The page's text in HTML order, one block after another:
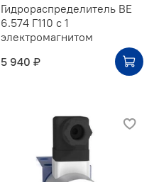
Гидрораспределитель ВЕ
6.574 Г110 с 1
электромагнитом
5 940 ₽